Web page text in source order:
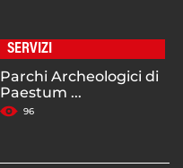
SERVIZI
Parchi Archeologici di
Paestum ...
96